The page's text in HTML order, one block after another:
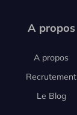
A propos
A propos
Recrutement
Le Blog